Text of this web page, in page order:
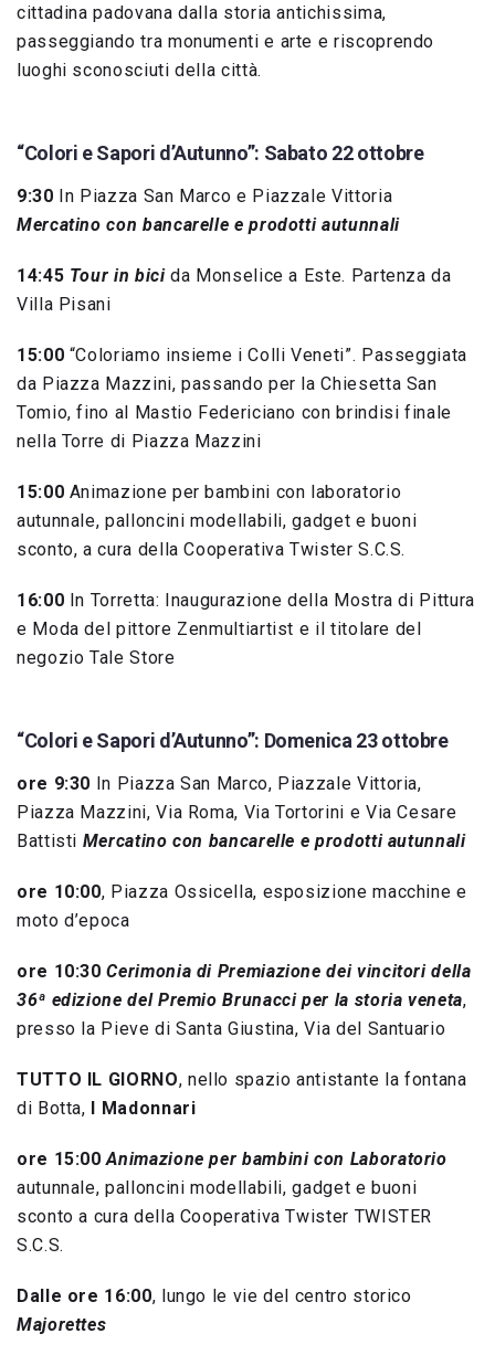
cittadina padovana dalla storia antichissima,
passeggiando tra monumenti e arte e riscoprendo
luoghi sconosciuti della città.
“Colori e Sapori d’Autunno”: Sabato 22 ottobre
9:30 In Piazza San Marco e Piazzale Vittoria
Mercatino con bancarelle e prodotti autunnali
14:45 Tour in bicida Monselice a Este. Partenza da
Villa Pisani
15:00 “Coloriamo insieme i Colli Veneti”. Passeggiata
da Piazza Mazzini, passando per la Chiesetta San
Tomio, fino al Mastio Federiciano con brindisi finale
nella Torre di Piazza Mazzini
15:00 Animazione per bambini con laboratorio
autunnale, palloncini modellabili, gadget e buoni
sconto, a cura della Cooperativa Twister S.C.S.
16:00 In Torretta: Inaugurazione della Mostra di Pittura
e Moda del pittore Zenmultiartist e il titolare del
negozio Tale Store
“Colori e Sapori d’Autunno”: Domenica 23 ottobre
ore 9:30 In Piazza San Marco, Piazzale Vittoria,
Piazza Mazzini, Via Roma, Via Tortorini e Via Cesare
Battisti Mercatino con bancarelle e prodotti autunnali
ore 10:00, Piazza Ossicella, esposizione macchine e
moto d’epoca
ore 10:30Cerimonia di Premiazione dei vincitori della
36ª edizione del Premio Brunacci per la storia veneta,
presso la Pieve di Santa Giustina, Via del Santuario
TUTTO IL GIORNO, nello spazio antistante la fontana
di Botta, I Madonnari
ore 15:00Animazione per bambini con Laboratorio
autunnale, palloncini modellabili, gadget e buoni
sconto a cura della Cooperativa Twister TWISTER
S.C.S.
Dalle ore 16:00, lungo le vie del centro storico
Majorettes